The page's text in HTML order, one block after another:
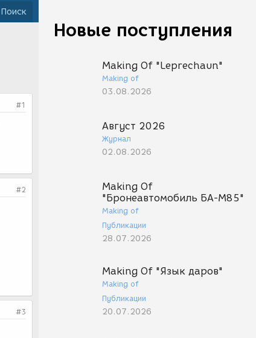
Новые поступления
Making Of "Leprechaun"
Making of
03.08.2026
Август 2026
Журнал
02.08.2026
Making Of
"Бронеавтомобиль БА-М85"
Making of
Публикации
28.07.2026
Making Of "Язык даров"
Making of
Публикации
20.07.2026
Поиск
#1
#2
#3